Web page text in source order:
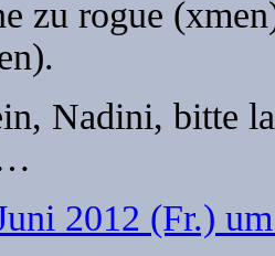
zu rogue
Nadini, bitte
2012 (Fr.)